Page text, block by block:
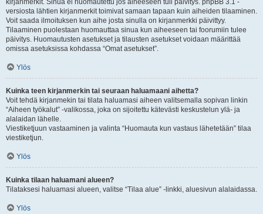
kirjanmerkit. Sinua ei huomautettu jos aiheeseen tuli päivitys. phpBB 3.1 -
versiosta lähtien kirjanmerkit toimivat samaan tapaan kuin aiheiden tilaaminen.
Voit saada ilmoituksen kun aihe josta sinulla on kirjanmerkki päivittyy.
Tilaaminen puolestaan huomauttaa sinua kun aiheeseen tai foorumiin tulee
päivitys. Huomautusten asetukset ja tilausten asetukset voidaan määrittää
omissa asetuksissa kohdassa “Omat asetukset”.
Ylös
Kuinka teen kirjanmerkin tai seuraan haluamaani aihetta?
Voit tehdä kirjanmekin tai tilata haluamasi aiheen valitsemalla sopivan linkin
“Aiheen työkalut” -valikossa, joka on sijoitettu kätevästi keskustelun ylä- ja
alalaidan lähelle.
Viestiketjuun vastaaminen ja valinta “Huomauta kun vastaus lähetetään” tilaa
viestiketjun.
Ylös
Kuinka tilaan haluamani alueen?
Tilataksesi haluamasi alueen, valitse “Tilaa alue” -linkki, aluesivun alalaidassa.
Ylös